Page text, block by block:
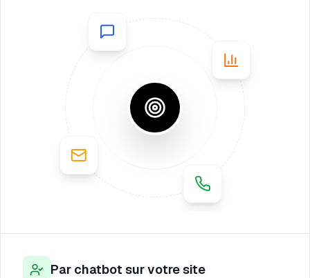
Par chatbot sur votre site